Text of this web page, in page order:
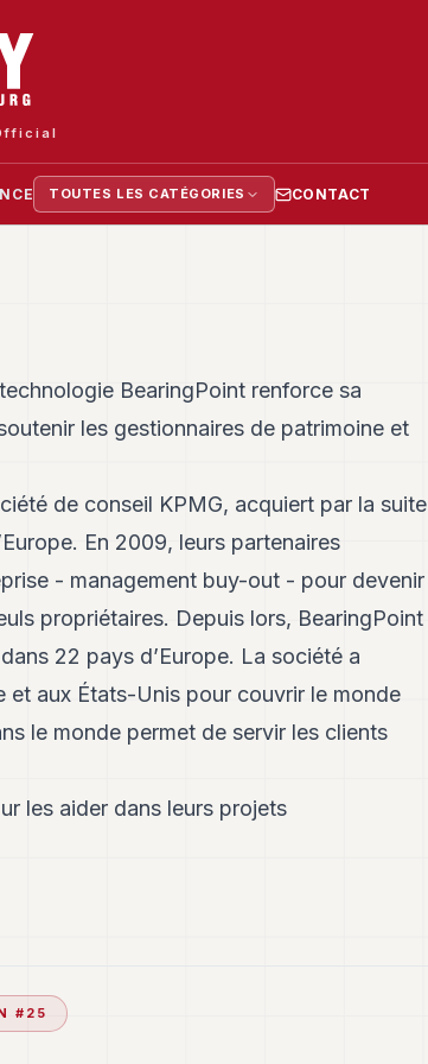
TOUTES LES CATÉGORIES CONTACT
BearingPoint renforce sa
les gestionnaires de patrimoine et
de conseil KPMG, acquiert par la suite
En 2009, leurs partenaires
- management buy-out - pour devenir
propriétaires. Depuis lors, BearingPoint
22 pays d’Europe. La société a
et aux États-Unis pour couvrir le monde
le monde permet de servir les clients
les aider dans leurs projets
# 25